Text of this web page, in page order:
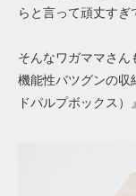
らと言って頑丈す
そんなワガママさん
機能性バツグンの収
ドパルプボックス）